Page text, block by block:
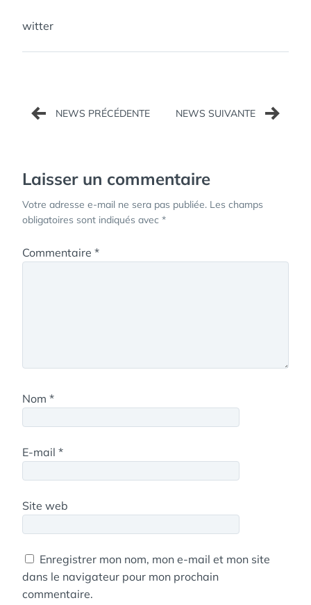
witter
Navigation
de
Laisser un commentaire
Votre adresse e-mail ne sera pas publiée. Les champs
obligatoires sont indiqués avec *
Commentaire *
Nom *
E-mail *
Site web
Enregistrer mon nom, mon e-mail et mon site
dans le navigateur pour mon prochain
commentaire.